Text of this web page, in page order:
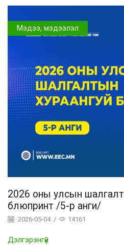
Мэдээ, мэдээлэл
2026 оны улсын
блюпринт /5-р анги/
2026-05-04 / 14161
Дэлгэрэнгүй